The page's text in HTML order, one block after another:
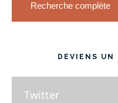
Recherche complète
DEVIENS UN
Twitter